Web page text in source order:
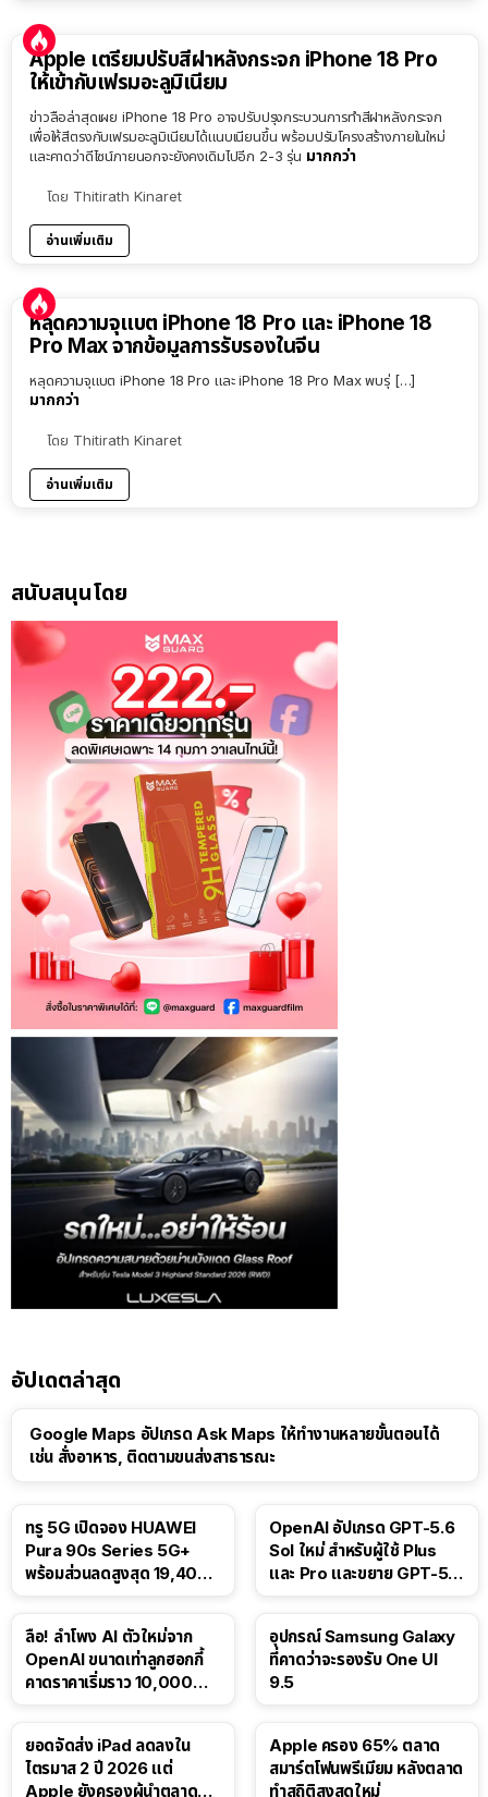
Apple เตรียมปรับสีฝาหลังกระจก iPhone 18 Pro
ให้เข้ากับเฟรมอะลูมิเนียม
ข่าวลือล่าสุดเผย iPhone 18 Pro อาจปรับปรุงกระบวนการทำสีฝาหลังกระจก
เพื่อให้สีตรงกับเฟรมอะลูมิเนียมได้แนบเนียนขึ้น พร้อมปรับโครงสร้างภายในใหม่
และคาดว่าดีไซน์ภายนอกจะยังคงเดิมไปอีก 2-3 รุ่น มากกว่า
โดย Thitirath Kinaret
อ่านเพิ่มเติม
หลุดความจุแบต iPhone 18 Pro และ iPhone 18
Pro Max จากข้อมูลการรับรองในจีน
หลุดความจุแบต iPhone 18 Pro และ iPhone 18 Pro Max พบรุ่ […]
มากกว่า
โดย Thitirath Kinaret
อ่านเพิ่มเติม
สนับสนุนโดย
อัปเดตล่าสุด
Google Maps อัปเกรด Ask Maps ให้ทำงานหลายขั้นตอนได้
เช่น สั่งอาหาร, ติดตามขนส่งสาธารณะ
ทรู 5G เปิดจอง HUAWEI
Pura 90s Series 5G+
พร้อมส่วนลดสูงสุด 19,400
OpenAI อัปเกรด GPT-5.6
Sol ใหม่ สำหรับผู้ใช้ Plus
และ Pro และขยาย GPT-5.6
ลือ! ลำโพง AI ตัวใหม่จาก
OpenAI ขนาดเท่าลูกฮอกกี้
คาดราคาเริ่มราว 10,000
อุปกรณ์ Samsung Galaxy
ที่คาดว่าจะรองรับ One UI
9.5
ยอดจัดส่ง iPad ลดลงใน
ไตรมาส 2 ปี 2026 แต่
Apple ยังครองผู้นำตลาด
Apple ครอง 65% ตลาด
สมาร์ตโฟนพรีเมียม หลังตลาด
ทำสถิติสูงสุดใหม่